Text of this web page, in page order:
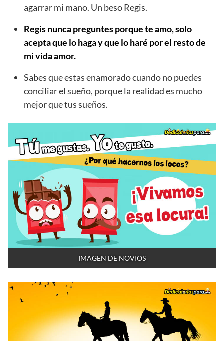
agarrar mi mano. Un beso Regis.
Regis nunca preguntes porque te amo, solo
acepta que lo haga y que lo haré por el resto de
mi vida amor.
Sabes que estas enamorado cuando no puedes
conciliar el sueño, porque la realidad es mucho
mejor que tus sueños.
IMAGEN DE NOVIOS